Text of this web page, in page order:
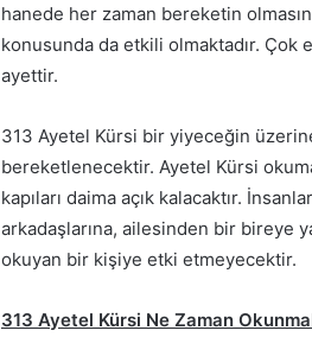
hanede her zaman bereketin
konusunda da etkili olmaktadır. Çok
ayettir.
313 Ayetel Kürsi bir yiyeceğin
bereketlenecektir. Ayetel Kürsi
kapıları daima açık kalacaktır.
arkadaşlarına, ailesinden bir bireye
okuyan bir kişiye etki etmeyecektir.
313 Ayetel Kürsi Ne Zaman